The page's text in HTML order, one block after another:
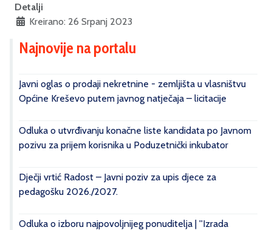
Detalji
Kreirano: 26 Srpanj 2023
Najnovije na portalu
Javni oglas o prodaji nekretnine - zemljišta u vlasništvu
Općine Kreševo putem javnog natječaja – licitacije
Odluka o utvrđivanju konačne liste kandidata po Javnom
pozivu za prijem korisnika u Poduzetnički inkubator
Dječji vrtić Radost – Javni poziv za upis djece za
pedagošku 2026./2027.
Odluka o izboru najpovoljnijeg ponuditelja | ''Izrada